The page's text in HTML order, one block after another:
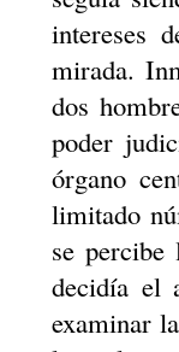
intereses
mirada.
dos
poder
órgano
limitado
se percibe
decidía el
examinar